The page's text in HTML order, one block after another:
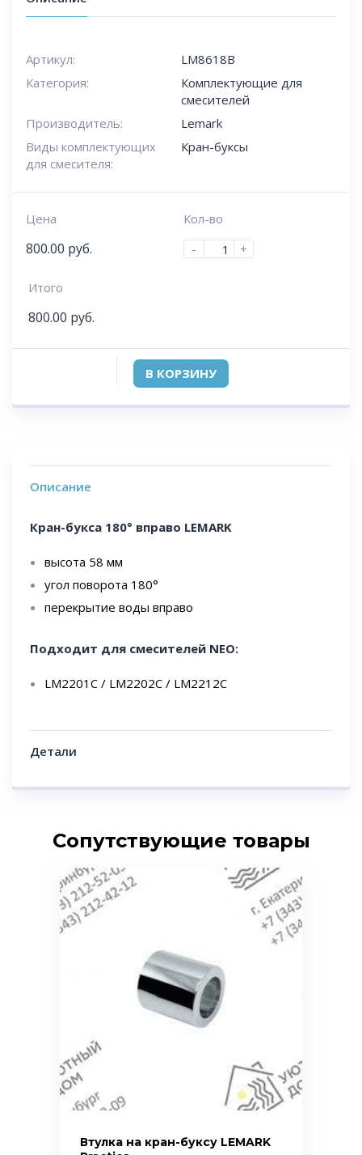
Артикул:
LM8618B
Категория:
Комплектующие для
смесителей
Производитель:
Lemark
Виды комплектующих
для смесителя:
Кран-буксы
Цена
800.00 руб.
Кол-во
-
+
Итого
800.00 руб.
В КОРЗИНУ
Описание
Кран-букса 180° вправо LEMARK
высота 58 мм
угол поворота 180°
перекрытие воды вправо
Подходит для смесителей NEO:
LM2201C / LM2202C / LM2212C
Детали
Сопутствующие товары
Втулка на кран-буксу LEMARK